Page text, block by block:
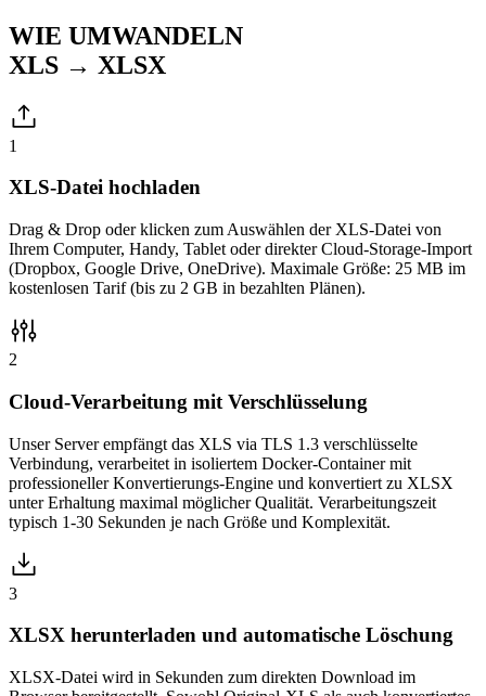
WIE UMWANDELN
XLS → XLSX
1
XLS-Datei hochladen
Drag & Drop oder klicken zum Auswählen der XLS-Datei von
Ihrem Computer, Handy, Tablet oder direkter Cloud-Storage-Import
(Dropbox, Google Drive, OneDrive). Maximale Größe: 25 MB im
kostenlosen Tarif (bis zu 2 GB in bezahlten Plänen).
2
Cloud-Verarbeitung mit Verschlüsselung
Unser Server empfängt das XLS via TLS 1.3 verschlüsselte
Verbindung, verarbeitet in isoliertem Docker-Container mit
professioneller Konvertierungs-Engine und konvertiert zu XLSX
unter Erhaltung maximal möglicher Qualität. Verarbeitungszeit
typisch 1-30 Sekunden je nach Größe und Komplexität.
3
XLSX herunterladen und automatische Löschung
XLSX-Datei wird in Sekunden zum direkten Download im